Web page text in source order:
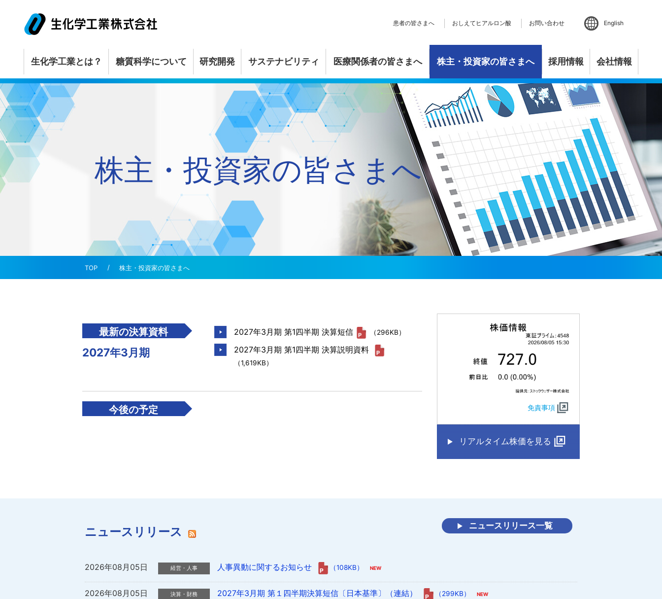
株主・投資家の皆さまへ
株主・投資家の皆さまへ
最新の決算資料
2027年3月期
2027年3月期 第1四半期 決算短信 （296KB）
2027年3月期 第1四半期 決算説明資料
（1,619KB）
今後の予定 免責事項
リアルタイム株価を見る
ニュースリリース
2026年08月05日 人事異動に関するお知らせ （108KB）
2026年08月05日 2027年3月期 第１四半期決算短信〔日本基準〕（連結） （299KB）
ニュースリリース一覧
English
患者の皆さまへ おしえてヒアルロン酸 お問い合わせ
生化学工業とは？ 糖質科学について
糖質科学について
1分でわかる糖質科学
生化学工業と糖質科学
10のテーマで知る糖質科学
1分でわかる糖質科学
おしえてヒアルロン酸
研究開発
研究開発 公正な研究開発活動
創薬の流れ
知的財産
研究開発基本方針 研究開発の状況
サステナビリティ
サステナビリティ サステナビリティマネジメント
ステークホルダー・エンゲージメント
環境負荷低減への取り組み
生物多様性の取り組み
TCFD提言に基づく情報開示
社会貢献活動
人材育成
ダイバーシティ・ワークライフバランス
コーポレート・ガバナンス
コンプライアンス
リスクマネジメント
私たちのポリシー
ESGデータブック
外部からの評価
マテリアリティ
医療関係者の皆さまへ 株主・投資家の皆さまへ
株主・投資家の皆さまへ ニュースリリース
更新情報一覧
業績・財務
IRライブラリ
IRスケジュール
個人投資家の皆さまへ
株式関連情報
メール配信
電子公告
トップメッセージ 個人投資家の皆さまへ
採用情報 会社情報
会社情報
会社概要
役員一覧
コーポレート・ガバナンス
コンプライアンス
リスクマネジメント
価値創造プロセス
社会貢献活動
事業活動
経営理念 事業活動